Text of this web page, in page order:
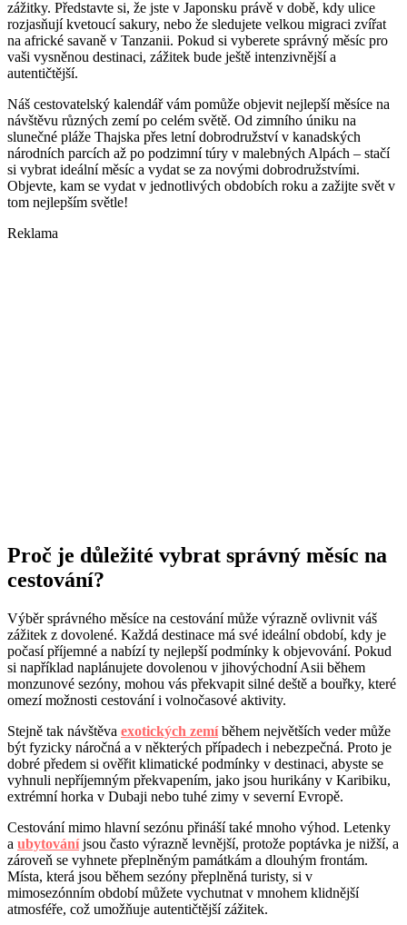
zážitky. Představte si, že jste v Japonsku právě v době, kdy ulice
rozjasňují kvetoucí sakury, nebo že sledujete velkou migraci zvířat
na africké savaně v Tanzanii. Pokud si vyberete správný měsíc pro
vaši vysněnou destinaci, zážitek bude ještě intenzivnější a
autentičtější.
Náš cestovatelský kalendář vám pomůže objevit nejlepší měsíce na
návštěvu různých zemí po celém světě. Od zimního úniku na
slunečné pláže Thajska přes letní dobrodružství v kanadských
národních parcích až po podzimní túry v malebných Alpách – stačí
si vybrat ideální měsíc a vydat se za novými dobrodružstvími.
Objevte, kam se vydat v jednotlivých obdobích roku a zažijte svět v
tom nejlepším světle!
Reklama
Proč je důležité vybrat správný měsíc na
cestování?
Výběr správného měsíce na cestování může výrazně ovlivnit váš
zážitek z dovolené. Každá destinace má své ideální období, kdy je
počasí příjemné a nabízí ty nejlepší podmínky k objevování. Pokud
si například naplánujete dovolenou v jihovýchodní Asii během
monzunové sezóny, mohou vás překvapit silné deště a bouřky, které
omezí možnosti cestování i volnočasové aktivity.
Stejně tak návštěva exotických zemíběhem největších veder může
být fyzicky náročná a v některých případech i nebezpečná. Proto je
dobré předem si ověřit klimatické podmínky v destinaci, abyste se
vyhnuli nepříjemným překvapením, jako jsou hurikány v Karibiku,
extrémní horka v Dubaji nebo tuhé zimy v severní Evropě.
Cestování mimo hlavní sezónu přináší také mnoho výhod. Letenky
a ubytováníjsou často výrazně levnější, protože poptávka je nižší, a
zároveň se vyhnete přeplněným památkám a dlouhým frontám.
Místa, která jsou během sezóny přeplněná turisty, si v
mimosezónním období můžete vychutnat v mnohem klidnější
atmosféře, což umožňuje autentičtější zážitek.